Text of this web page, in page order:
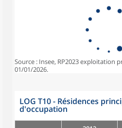
Source : Insee, RP2023 exploitation
01/01/2026.
LOG T10 - Résidences
d'occupation